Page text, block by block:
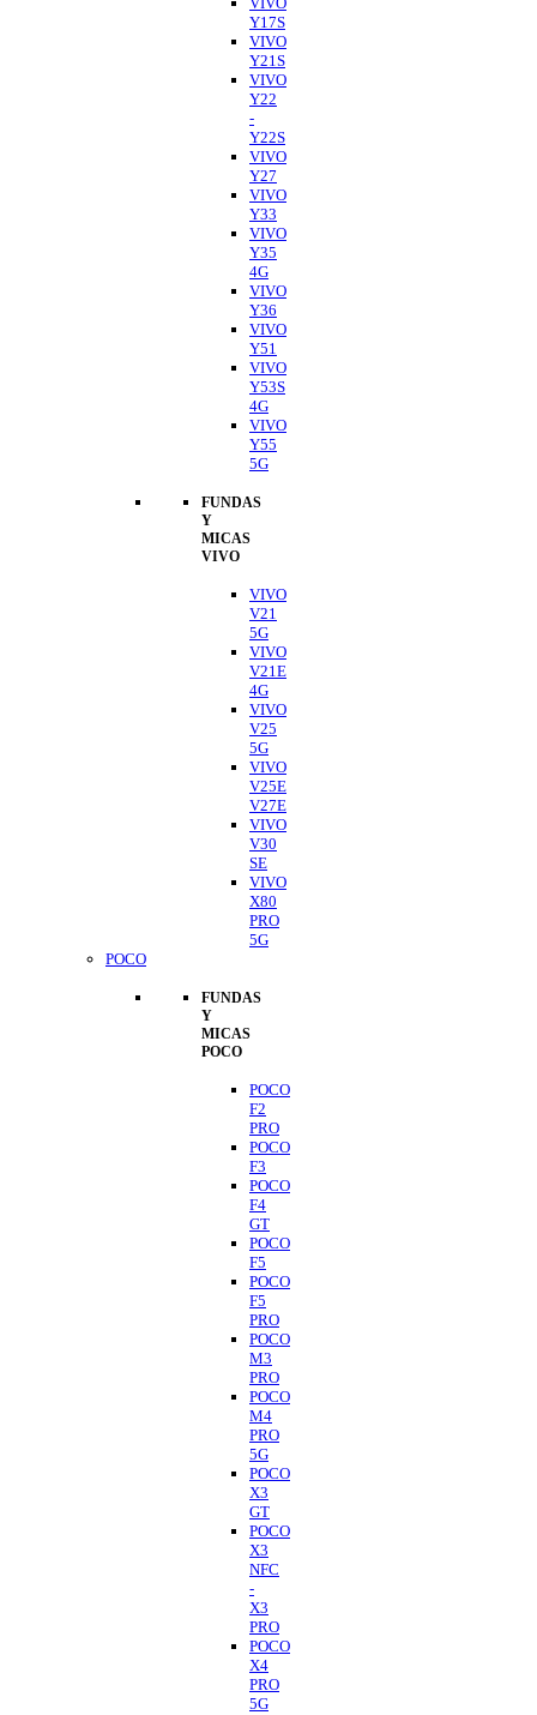
Y17S
VIVO
Y21S
VIVO
Y22
-
Y22S
VIVO
Y27
VIVO
Y33
VIVO
Y35
4G
VIVO
Y36
VIVO
Y51
VIVO
Y53S
4G
VIVO
Y55
5G
FUNDAS
Y
MICAS
VIVO
VIVO
V21
5G
VIVO
V21E
4G
VIVO
V25
5G
VIVO
V25E
V27E
VIVO
V30
SE
VIVO
X80
PRO
5G
POCO
FUNDAS
Y
MICAS
POCO
POCO
F2
PRO
POCO
F3
POCO
F4
GT
POCO
F5
POCO
F5
PRO
POCO
M3
PRO
POCO
M4
PRO
5G
POCO
X3
GT
POCO
X3
NFC
-
X3
PRO
POCO
X4
PRO
5G